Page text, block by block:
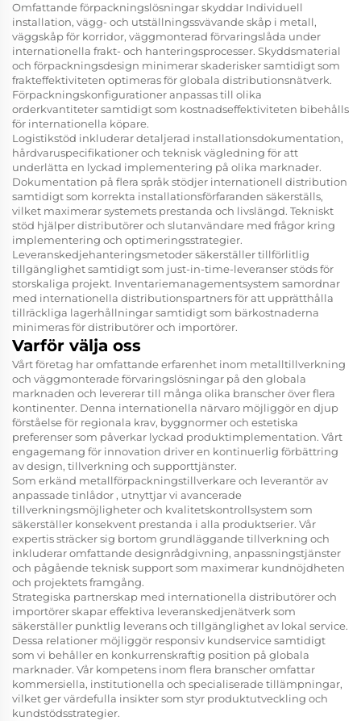
Omfattande förpackningslösningar skyddar Individuell
installation, vägg- och utställningssvävande skåp i metall,
väggskåp för korridor, väggmonterad förvaringslåda under
internationella frakt- och hanteringsprocesser. Skyddsmaterial
och förpackningsdesign minimerar skaderisker samtidigt som
frakteffektiviteten optimeras för globala distributionsnätverk.
Förpackningskonfigurationer anpassas till olika
orderkvantiteter samtidigt som kostnadseffektiviteten bibehålls
för internationella köpare.
Logistikstöd inkluderar detaljerad installationsdokumentation,
hårdvaruspecifikationer och teknisk vägledning för att
underlätta en lyckad implementering på olika marknader.
Dokumentation på flera språk stödjer internationell distribution
samtidigt som korrekta installationsförfaranden säkerställs,
vilket maximerar systemets prestanda och livslängd. Tekniskt
stöd hjälper distributörer och slutanvändare med frågor kring
implementering och optimeringsstrategier.
Leveranskedjehanteringsmetoder säkerställer tillförlitlig
tillgänglighet samtidigt som just-in-time-leveranser stöds för
storskaliga projekt. Inventariemanagementsystem samordnar
med internationella distributionspartners för att upprätthålla
tillräckliga lagerhållningar samtidigt som bärkostnaderna
minimeras för distributörer och importörer.
Varför välja oss
Vårt företag har omfattande erfarenhet inom metalltillverkning
och väggmonterade förvaringslösningar på den globala
marknaden och levererar till många olika branscher över flera
kontinenter. Denna internationella närvaro möjliggör en djup
förståelse för regionala krav, byggnormer och estetiska
preferenser som påverkar lyckad produktimplementation. Vårt
engagemang för innovation driver en kontinuerlig förbättring
av design, tillverkning och supporttjänster.
Som erkänd metallförpackningstillverkareoch leverantör av
anpassade tinlådor , utnyttjar vi avancerade
tillverkningsmöjligheter och kvalitetskontrollsystem som
säkerställer konsekvent prestanda i alla produktserier. Vår
expertis sträcker sig bortom grundläggande tillverkning och
inkluderar omfattande designrådgivning, anpassningstjänster
och pågående teknisk support som maximerar kundnöjdheten
och projektets framgång.
Strategiska partnerskap med internationella distributörer och
importörer skapar effektiva leveranskedjenätverk som
säkerställer punktlig leverans och tillgänglighet av lokal service.
Dessa relationer möjliggör responsiv kundservice samtidigt
som vi behåller en konkurrenskraftig position på globala
marknader. Vår kompetens inom flera branscher omfattar
kommersiella, institutionella och specialiserade tillämpningar,
vilket ger värdefulla insikter som styr produktutveckling och
kundstödsstrategier.